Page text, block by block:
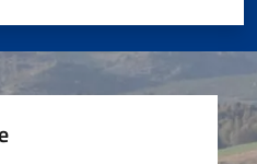
su 5
5